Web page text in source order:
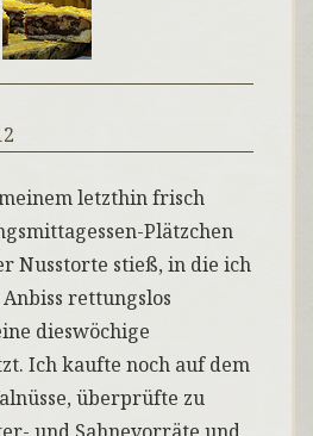
letzthin frisch
Plätzchen
Nusstorte stieß, in die ich
rettungslos
dieswöchige
Ich kaufte noch auf dem
überprüfte zu